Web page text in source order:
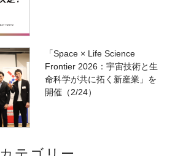
「Space × Life Science
Frontier 2026：宇宙技術と生
命科学が共に拓く新産業」を
開催（2/24）